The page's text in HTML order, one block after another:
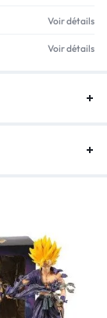
Voir détails
Voir détails